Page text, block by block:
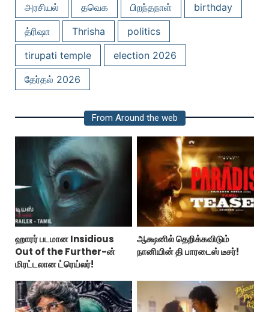
அரசியல்
தவெக பிறந்தநாள்
birthday
த்ரிஷா
Thrisha
politics
tirupati temple
election 2026
தேர்தல் 2026
From Around the web
ஹாரர் படமான Insidious
Out of the Further-ன்
மிரட்டலான ட்ரெய்லர்!
ஆக்ஷனில் தெறிக்கவிடும்
நானியின் தி பாரடைஸ் டீசர்!